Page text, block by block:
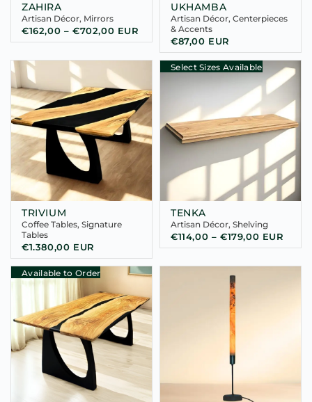
ZAHIRA
Artisan Décor, Mirrors
€162,00 – €702,00 EUR
UKHAMBA
Artisan Décor, Centerpieces
& Accents
€87,00 EUR
TRIVIUM
Coffee Tables, Signature
Tables
€1.380,00 EUR
Select Sizes Available
TENKA
Artisan Décor, Shelving
€114,00 – €179,00 EUR
Available to Order